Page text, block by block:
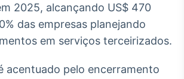
negociação de
ativos
Datafeed
2025, alcançando US$ 470
das empresas planejando
em serviços terceirizados.
acentuado pelo encerramento